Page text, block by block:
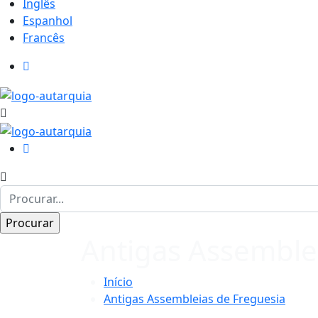
Inglês
Espanhol
Francês
Início
Antigas Assembleias de Freguesia